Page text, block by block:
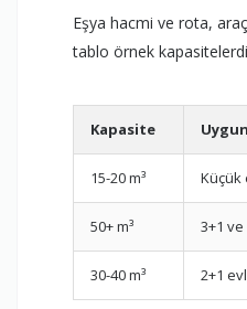
Eşya hacmi ve rota,
tablo örnek
Kapasite
15-20 m³ Küçük
50+ m³ 3+1
30-40 m³ 2+1